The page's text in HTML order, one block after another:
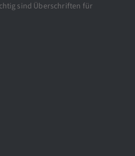
sind Überschriften für